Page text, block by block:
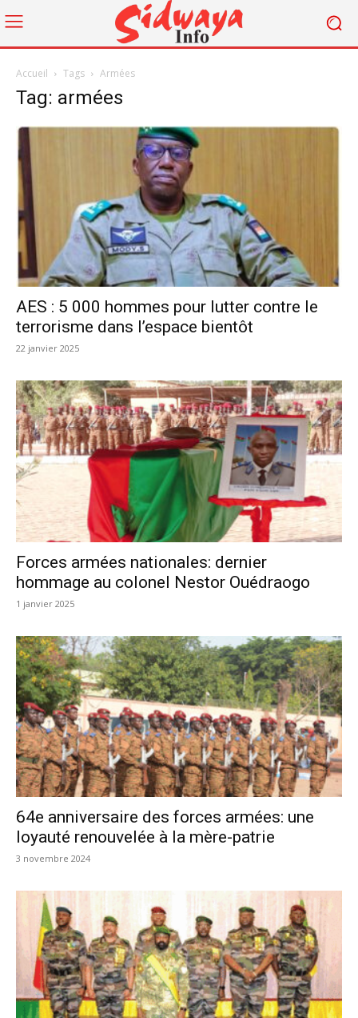
Accueil Tags Armées
Tag: armées
AES : 5 000 hommes pour lutter contre le
terrorisme dans l’espace bientôt
22 janvier 2025
Forces armées nationales: dernier
hommage au colonel Nestor Ouédraogo
1 janvier 2025
64e anniversaire des forces armées: une
loyauté renouvelée à la mère-patrie
3 novembre 2024